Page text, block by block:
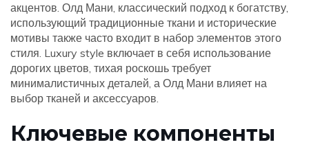
акцентов. Олд Мани, классический подход к богатству,
использующий традиционные ткани и исторические
мотивы также часто входит в набор элементов этого
стиля. Luxury style включает в себя использование
дорогих цветов, тихая роскошь требует
минималистичных деталей, а Олд Мани влияет на
выбор тканей и аксессуаров.
Ключевые компоненты